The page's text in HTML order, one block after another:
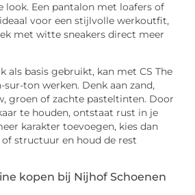
look. Een pantalon met loafers of
voor een stijlvolle werkoutfit,
met witte sneakers direct meer
als basis gebruikt, kan met CS The
ton werken. Denk aan zand,
groen of zachte pasteltinten. Door
te houden, ontstaat rust in je
karakter toevoegen, kies dan
structuur en houd de rest
kopen bij Nijhof Schoenen